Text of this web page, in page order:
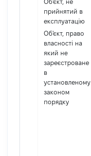
Об'єкт, не
прийнятий в
експлуатацію
Об'єкт, право
власності на
який не
зареєстроване
в
установленому
законом
порядку